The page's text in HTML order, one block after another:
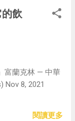
飲
富蘭克林 — 中華
Nov 8, 2021
閱讀更多